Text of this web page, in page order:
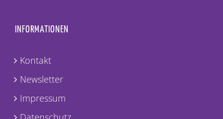
INFORMATIONEN
Kontakt
Newsletter
Impressum